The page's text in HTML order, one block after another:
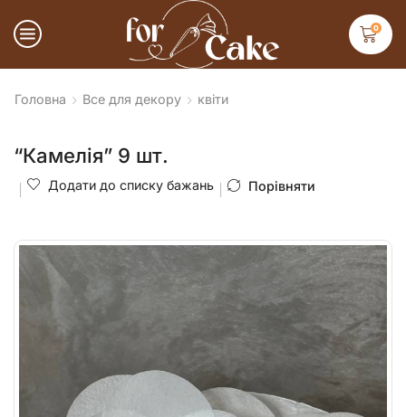
0
Головна Все для декору квіти
“Камелія” 9 шт.
Додати до списку бажань Порівняти